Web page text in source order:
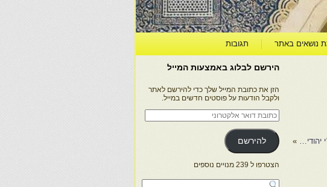
נושאים באתר תגובות
יהודי… »
הירשם לבלוג באמצעות המייל
הזן את כתובת המייל שלך כדי להירשם לאתר
ולקבל הודעות על פוסטים חדשים במייל.
כתובת
דואר
אלקטרוני
להירשם
הצטרפו ל 239 מנויים נוספים